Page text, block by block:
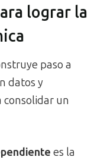
lograr la
paso a
datos y
consolidar un
es la